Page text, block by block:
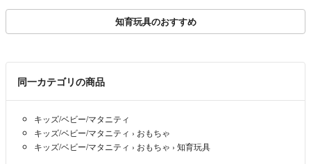
知育玩具のおすすめ
同一カテゴリの商品
キッズ/ベビー/マタニティ
キッズ/ベビー/マタニティ › おもちゃ
キッズ/ベビー/マタニティ › おもちゃ › 知育玩具